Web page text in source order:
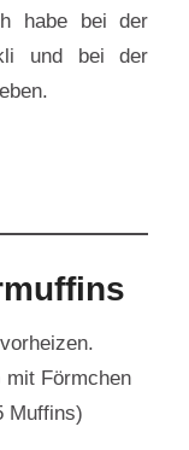
habe bei der
und bei der
Förmchen
Muffins)